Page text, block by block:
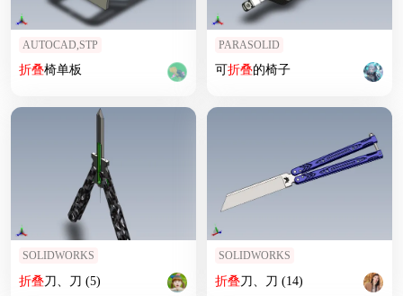
AUTOCAD,STP
折叠椅单板
PARASOLID
可折叠的椅子
SOLIDWORKS
折叠刀、刀 (5)
SOLIDWORKS
折叠刀、刀 (14)